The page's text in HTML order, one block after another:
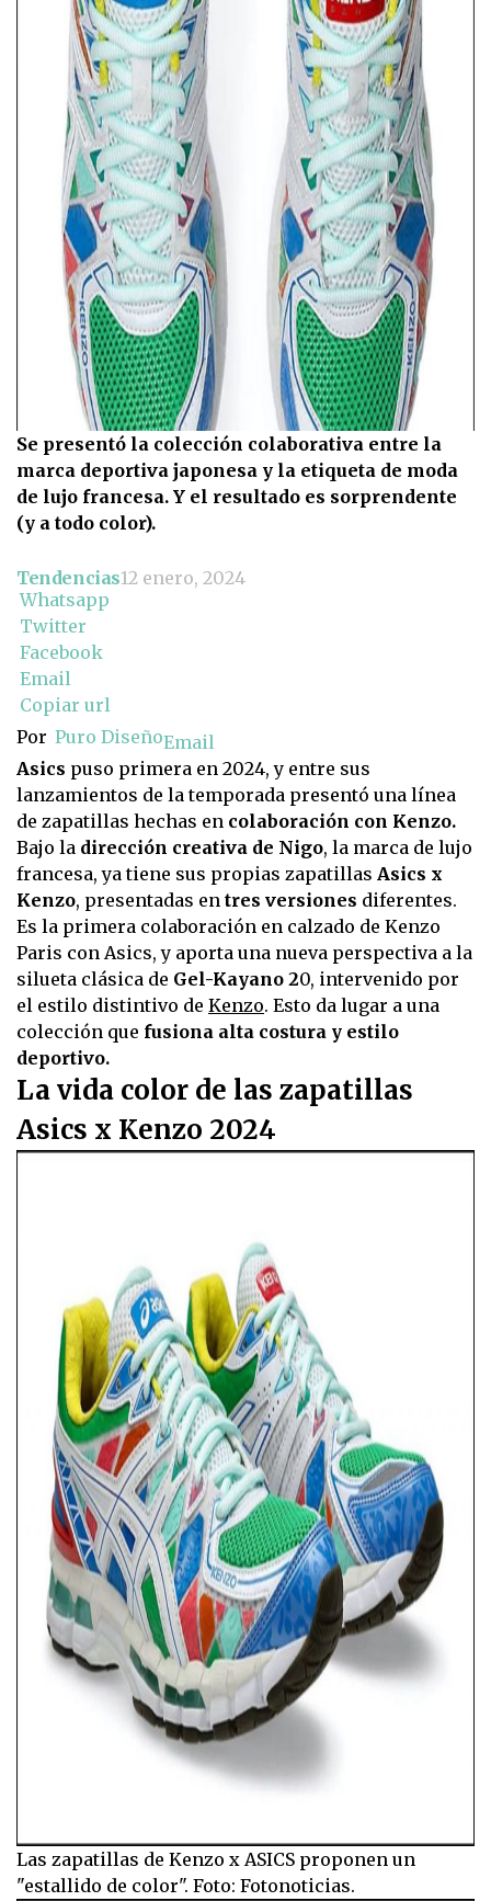
Se presentó la colección colaborativa entre la
marca deportiva japonesa y la etiqueta de moda
de lujo francesa. Y el resultado es sorprendente
(y a todo color).
Tendencias12 enero, 2024
Whatsapp
Twitter
Facebook
Email
Copiar url
Por Puro DiseñoEmail
Asics puso primera en 2024, y entre sus
lanzamientos de la temporada presentó una línea
de zapatillas hechas en colaboración con Kenzo.
Bajo la dirección creativa de Nigo, la marca de lujo
francesa, ya tiene sus propias zapatillas Asics x
Kenzo, presentadas en tres versiones diferentes.
Es la primera colaboración en calzado de Kenzo
Paris con Asics, y aporta una nueva perspectiva a la
silueta clásica de Gel-Kayano 20, intervenido por
el estilo distintivo de Kenzo. Esto da lugar a una
colección que fusiona alta costura y estilo
deportivo.
La vida color de las zapatillas
Asics x Kenzo 2024
Las zapatillas de Kenzo x ASICS proponen un
"estallido de color". Foto: Fotonoticias.